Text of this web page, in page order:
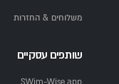
משלוחים & החזרות
שותפים עסקיים